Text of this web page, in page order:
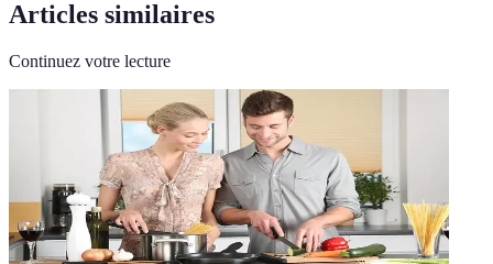
Articles similaires
Continuez votre lecture